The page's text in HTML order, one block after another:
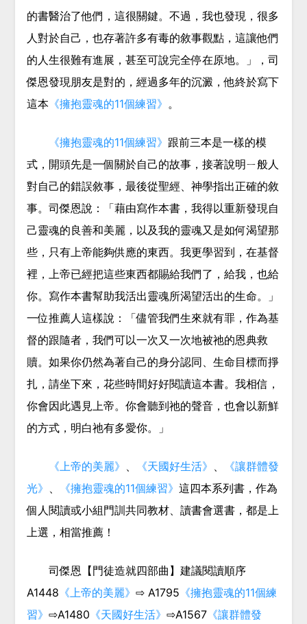
的書醫治了他們，這很關鍵。不過，我也發現，很多
人對於自己，也存著許多有毒的敘事觀點，這讓他們
的人生很難有進展，甚至可說完全停在原地。」，司
傑恩發現朋友是對的，經過多年的沉澱，他終於寫下
這本《擁抱靈魂的11個練習》 。
《擁抱靈魂的11個練習》 跟前三本是一樣的模
式，開頭先是一個關於自己的故事，接著說明ㄧ般人
對自己的錯誤敘事，最後從聖經、神學指出正確的敘
事。司傑恩說：「藉由寫作本書，我得以重新發現自
己靈魂的良善和美麗，以及我的靈魂又是如何渴望那
些，只有上帝能夠供應的東西。我更學習到，在基督
裡，上帝已經把這些東西都賜給我們了，給我，也給
你。寫作本書幫助我活出靈魂所渴望活出的生命。」
一位推薦人這樣說：「儘管我們生來就有罪，作為基
督的跟隨者，我們可以一次又一次地被祂的恩典救
贖。如果你仍然為著自己的身分認同、生命目標而掙
扎，請坐下來，花些時間好好閱讀這本書。我相信，
你會因此遇見上帝。你會聽到祂的聲音，也會以新鮮
的方式，明白祂有多愛你。」
《上帝的美麗》 、 《天國好生活》 、
《讓群體發
光》 、 《擁抱靈魂的11個練習》 這四本系列書，作為
個人閱讀或小組門訓共同教材、讀書會選書，都是上
上選，相當推薦！
司傑恩【門徒造就四部曲】建議閱讀順序
A1448 《上帝的美麗》 ⇨ A1795 《擁抱靈魂的11個練
習》 ⇨A1480 《天國好生活》 ⇨A1567《讓群體發